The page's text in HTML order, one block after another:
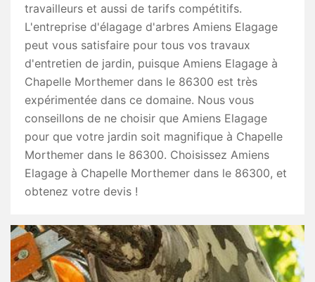
travailleurs et aussi de tarifs compétitifs.
L'entreprise d'élagage d'arbres Amiens Elagage
peut vous satisfaire pour tous vos travaux
d'entretien de jardin, puisque Amiens Elagage à
Chapelle Morthemer dans le 86300 est très
expérimentée dans ce domaine. Nous vous
conseillons de ne choisir que Amiens Elagage
pour que votre jardin soit magnifique à Chapelle
Morthemer dans le 86300. Choisissez Amiens
Elagage à Chapelle Morthemer dans le 86300, et
obtenez votre devis !